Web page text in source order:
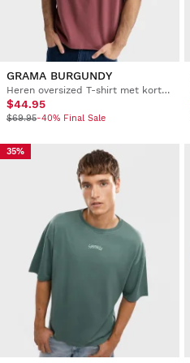
GRAMA BURGUNDY
Heren oversized T-shirt met korte mouwen
$44.95
$69.95-40% Final Sale
35%